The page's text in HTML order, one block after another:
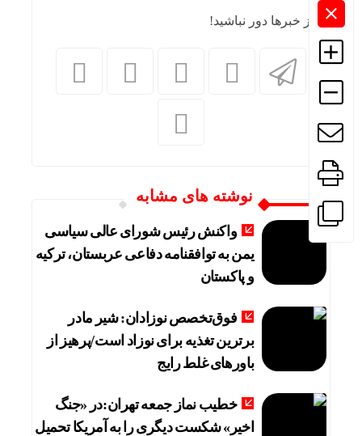
از خبرها دور نباشید!
نوشته های مشابه
واکنش رئیس شورای عالی سیاسی
یمن به توافقنامه دفاعی عربستان، ترکیه
و پاکستان
فوق‌تخصص نوزادان: شیر مادر
برترین تغذیه برای نوزاد است/پرهیز از
باورهای غلط رایج
خطیب نماز جمعه تهران:در «جنگ
اخیر» شکست دیگری را به آمریکا تحمیل